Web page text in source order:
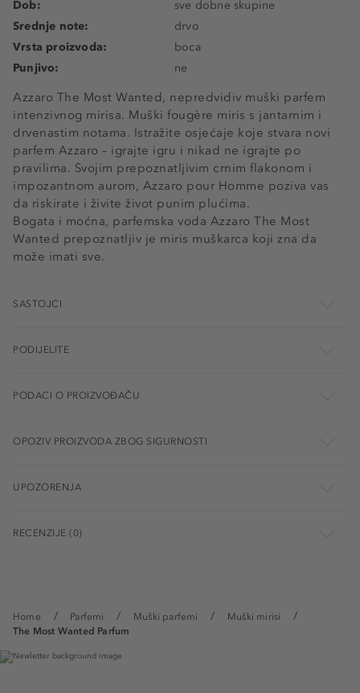
Home Parfemi Muški parfemi
Muški mirisi
The Most Wanted Parfum
Azzaro The Most Wanted, nepredvidiv muški parfem
intenzivnog mirisa. Muški fougère miris s jantarnim i
drvenastim notama. Istražite osjećaje koje stvara novi
parfem Azzaro – igrajte igru i nikad ne igrajte po
pravilima. Svojim prepoznatljivim crnim flakonom i
impozantnom aurom, Azzaro pour Homme poziva vas
da riskirate i živite život punim plućima.
Bogata i moćna, parfemska voda Azzaro The Most
Wanted prepoznatljiv je miris muškarca koji zna da
može imati sve.
Dob:
sve dobne skupine
Srednje note:
drvo
Vrsta proizvoda:
boca
Punjivo:
ne
SASTOJCI
PODIJELITE
PODACI O PROIZVOĐAČU
OPOZIV PROIZVODA ZBOG SIGURNOSTI
UPOZORENJA
RECENZIJE (0)